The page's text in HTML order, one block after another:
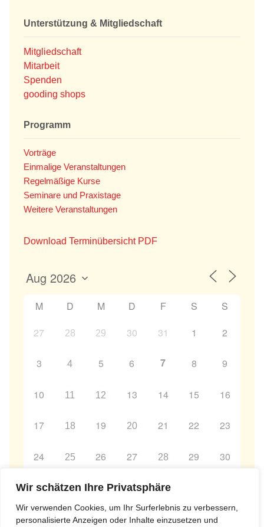
Wir schätzen Ihre Privatsphäre
Wir verwenden Cookies, um Ihr Surferlebnis zu verbessern,
personalisierte Anzeigen oder Inhalte einzusetzen und
Unterstützung & Mitgliedschaft
Mitgliedschaft
Mitarbeit
Spenden
gooding shops
Programm
Vorträge
Einmalige Veranstaltungen
Regelmäßige Kurse
Seminare und Praxistage
Weitere Veranstaltungen
Download Terminübersicht PDF
M D M D F S
S
27
28 29 30 31 1 2
3 4 5 6 7 8 9
10 11 12 13 14 15 16
17 18 19 20 21 22 23
24 25 26 27 28 29 30
31 1 2 3 4